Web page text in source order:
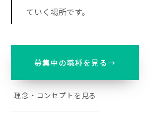
ていく場所です。
募集中の職種を見る→
理念・コンセプトを見る